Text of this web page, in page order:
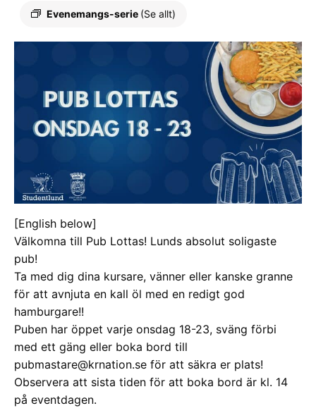
Evenemangs-serie (Se allt)
[English below]
Välkomna till Pub Lottas! Lunds absolut soligaste
pub!
Ta med dig dina kursare, vänner eller kanske granne
för att avnjuta en kall öl med en redigt god
hamburgare!!
Puben har öppet varje onsdag 18-23, sväng förbi
med ett gäng eller boka bord till
pubmastare@krnation.se för att säkra er plats!
Observera att sista tiden för att boka bord är kl. 14
på eventdagen.